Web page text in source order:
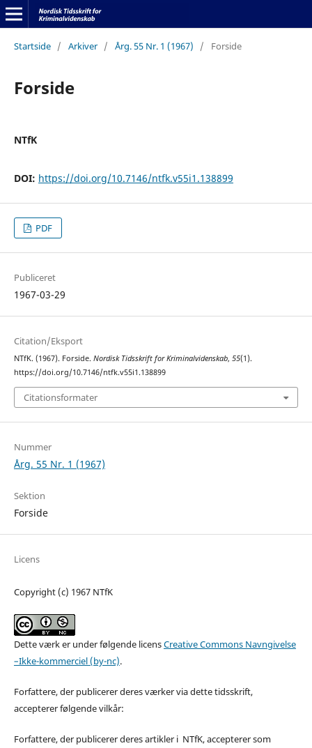
Startside / Arkiver / Årg. 55 Nr. 1 (1967) / Forside
Forside
NTfK
DOI: https://doi.org/10.7146/ntfk.v55i1.138899
PDF
Publiceret
1967-03-29
Citation/Eksport
NTfK. (1967). Forside. Nordisk Tidsskrift for Kriminalvidenskab, 55(1).
https://doi.org/10.7146/ntfk.v55i1.138899
Citationsformater
Nummer
Årg. 55 Nr. 1 (1967)
Sektion
Forside
Licens
Copyright (c) 1967 NTfK
Dette værk er under følgende licensCreative Commons Navngivelse
–Ikke-kommerciel (by-nc).
Forfattere, der publicerer deres værker via dette tidsskrift,
accepterer følgende vilkår:
Forfattere, der publicerer deres artikler i NTfK, accepterer som